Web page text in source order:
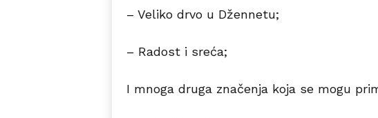
– Veliko drvo u Džennetu;
– Radost i sreća;
I mnoga druga značenja koja se mogu